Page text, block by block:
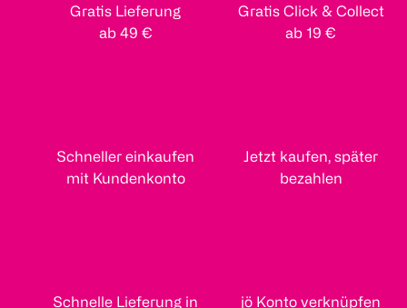
Gratis Lieferung
ab 49 €
Gratis Click & Collect
ab 19 €
Schneller einkaufen
mit Kundenkonto
Jetzt kaufen, später
bezahlen
Schnelle Lieferung in
jö Konto verknüpfen